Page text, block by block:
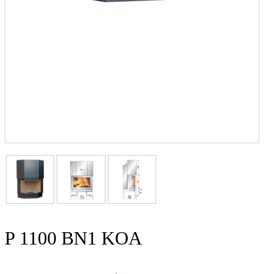
P 1100 BN1 KOA